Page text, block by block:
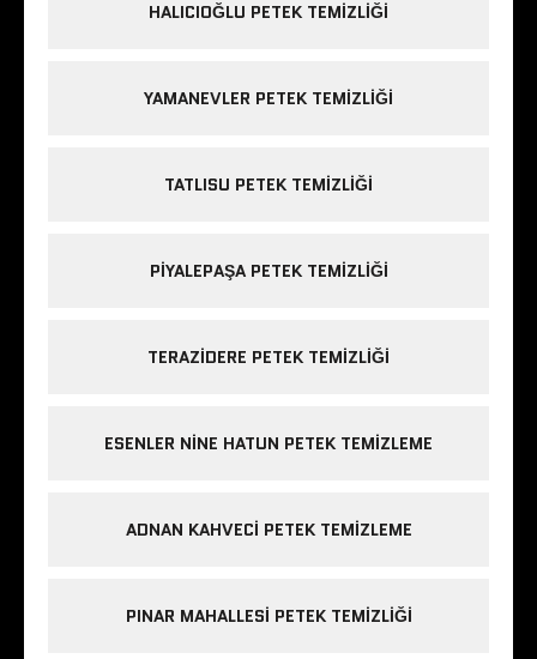
HALICIOĞLU PETEK TEMIZLIĞI
YAMANEVLER PETEK TEMIZLIĞI
TATLISU PETEK TEMIZLIĞI
PIYALEPAŞA PETEK TEMIZLIĞI
TERAZIDERE PETEK TEMIZLIĞI
ESENLER NINE HATUN PETEK TEMIZLEME
ADNAN KAHVECI PETEK TEMIZLEME
PINAR MAHALLESI PETEK TEMIZLIĞI